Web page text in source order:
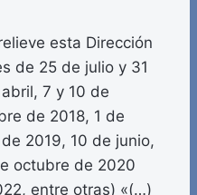
esta Dirección
de 25 de julio y 31
7 y 10 de
de 2018, 1 de
2019, 10 de junio,
octubre de 2020
entre otras) «(…)